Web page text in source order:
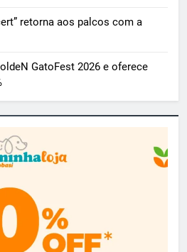
retorna aos palcos com a
GatoFest 2026 e oferece